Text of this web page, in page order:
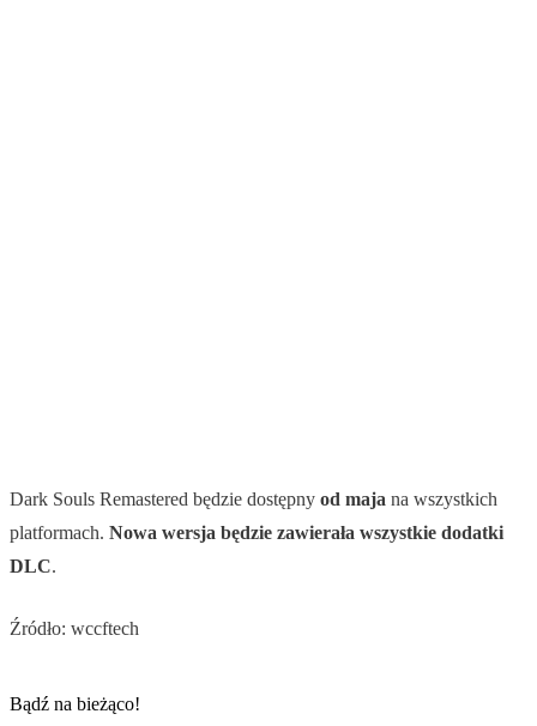
Dark Souls Remastered będzie dostępny od maja na wszystkich
platformach. Nowa wersja będzie zawierała wszystkie dodatki
DLC.
Źródło: wccftech
Bądź na bieżąco!